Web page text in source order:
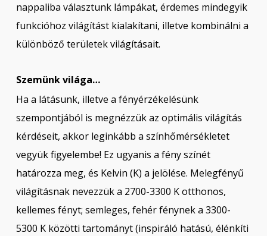
nappaliba választunk lámpákat, érdemes mindegyik
funkcióhoz világítást kialakítani, illetve kombinálni a
különböző területek világításait.
Szemünk világa…
Ha a látásunk, illetve a fényérzékelésünk
szempontjából is megnézzük az optimális világítás
kérdéseit, akkor leginkább a színhőmérsékletet
vegyük figyelembe! Ez ugyanis a fény színét
határozza meg, és Kelvin (K) a jelölése. Melegfényű
világításnak nevezzük a 2700-3300 K otthonos,
kellemes fényt; semleges, fehér fénynek a 3300-
5300 K közötti tartományt (inspiráló hatású, élénkíti